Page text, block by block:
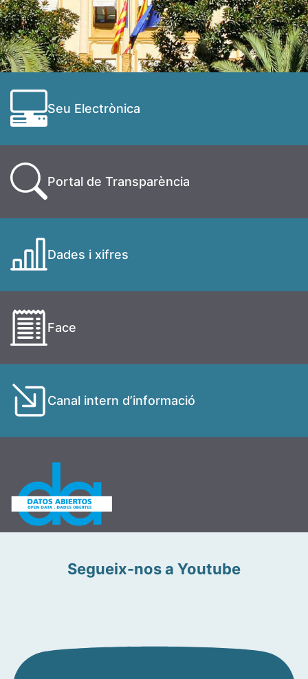
Seu Electrònica
Portal de Transparència
Dades i xifres
Face
Canal intern d’informació
Segueix-nos a Youtube